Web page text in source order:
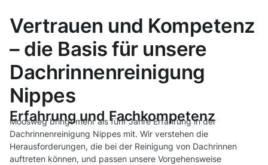
Vertrauen und Kompetenz
– die Basis für unsere
Dachrinnenreinigung
Nippes
Erfahrung und Fachkompetenz
Moosweg bringt mehr als fünf Jahre Erfahrung in der
Dachrinnenreinigung Nippes mit. Wir verstehen die
Herausforderungen, die bei der Reinigung von Dachrinnen
auftreten können, und passen unsere Vorgehensweise